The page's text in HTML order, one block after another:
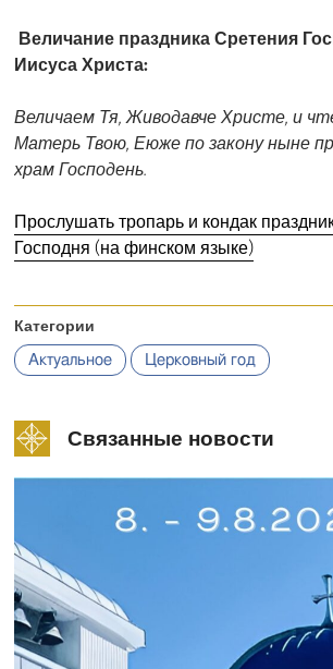
Величание праздника Сретения
Иисуса Христа:
Величаем Тя, Живодавче Христе, и
Матерь Твою, Еюже по закону ныне
храм Господень.
Прослушать тропарь и кондак
Господня (на финском языке)
Категории
Актуальное Церковный год
Связанные новости